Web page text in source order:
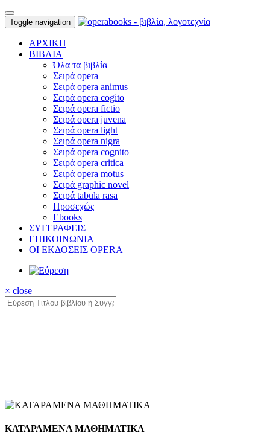
Toggle navigation
ΑΡΧΙΚΗ
ΒΙΒΛΙΑ
Όλα τα βιβλία
Σειρά opera
Σειρά opera animus
Σειρά opera cogito
Σειρά opera fictio
Σειρά opera juvena
Σειρά opera light
Σειρά opera nigra
Σειρά opera cognito
Σειρά opera critica
Σειρά opera motus
Σειρά graphic novel
Σειρά tabula rasa
Προσεχώς
Ebooks
ΣΥΓΓΡΑΦΕΙΣ
ΕΠΙΚΟΙΝΩΝΙΑ
ΟΙ ΕΚΔΟΣΕΙΣ OPERA
× close
ΚΑΤΑΡΑΜΕΝΑ ΜΑΘΗΜΑΤΙΚΑ